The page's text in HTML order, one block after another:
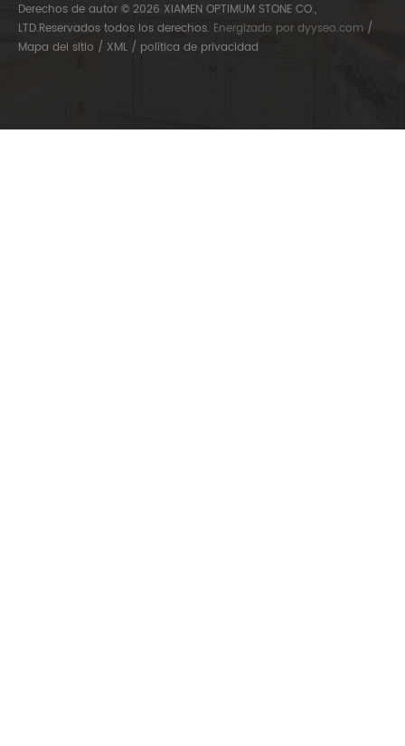
Derechos de autor © 2026 XIAMEN OPTIMUM STONE CO.,
LTD.Reservados todos los derechos. Energizado por dyyseo.com /
Mapa del sitio / XML / política de privacidad